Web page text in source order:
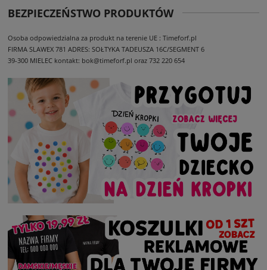
BEZPIECZEŃSTWO PRODUKTÓW
Osoba odpowiedzialna za produkt na terenie UE : Timeforf.pl
FIRMA SLAWEX 781 ADRES: SOŁTYKA TADEUSZA 16C/SEGMENT 6
39-300 MIELEC kontakt: bok@timeforf.pl oraz 732 220 654